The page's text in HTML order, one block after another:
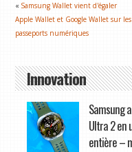
«Samsung Wallet vient d'égaler
Apple Wallet et Google Wallet sur les
passeports numériques
Innovation
Samsung
Ultra 2 en
entière –